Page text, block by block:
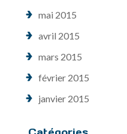
mai 2015
avril 2015
mars 2015
février 2015
janvier 2015